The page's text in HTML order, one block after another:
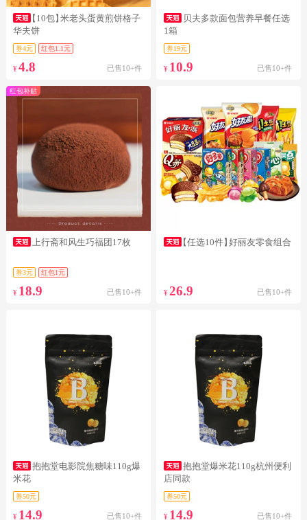
【10包】米老头蛋黄煎饼格子
华夫饼
券4元 红包1.1元
¥ 4.8 已售10+件
贝夫多款面包营养早餐任选
1箱
券19元
¥ 10.9 已售10+件
红包补贴
上行斋和风生巧福团17枚
券3元 红包1元
¥ 18.9 已售10+件
【任选10件】好丽友零食组合
¥26.9 已售10+件
抱抱堂电影院焦糖味110g爆
米花
券50元
¥ 14.9 已售10+件
抱抱堂爆米花110g杭州便利
店同款
券50元
¥ 14.9 已售10+件